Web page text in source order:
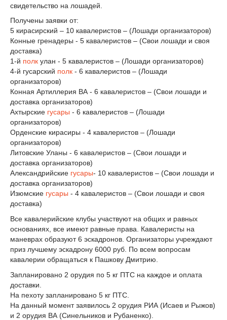
свидетельство на лошадей.
Получены заявки от:
5 кирасирский – 10 кавалеристов – (Лошади организаторов)
Конные гренадеры - 5 кавалеристов – (Свои лошади и своя
доставка)
1-й полк улан - 5 кавалеристов – (Лошади организаторов)
4-й гусарский полк - 6 кавалеристов – (Лошади
организаторов)
Конная Артиллерия ВА - 6 кавалеристов – (Свои лошади и
доставка организаторов)
Ахтырские гусары - 6 кавалеристов – (Лошади
организаторов)
Орденские кирасиры - 4 кавалеристов – (Лошади
организаторов)
Литовские Уланы - 6 кавалеристов – (Свои лошади и
доставка организаторов)
Александрийские гусары- 10 кавалеристов – (Свои лошади и
доставка организаторов)
Изюмские гусары - 4 кавалеристов – (Свои лошади и своя
доставка)
Все кавалерийские клубы участвуют на общих и равных
основаниях, все имеют равные права. Кавалеристы на
маневрах образуют 6 эскадронов. Организаторы учреждают
приз лучшему эскадрону 6000 руб. По всем вопросам
кавалерии обращаться к Пашкову Дмитрию.
Запланировано 2 орудия по 5 кг ПТС на каждое и оплата
доставки.
На пехоту запланировано 5 кг ПТС.
На данный момент заявилось 2 орудия РИА (Исаев и Рыжов)
и 2 орудия ВА (Синельников и Рубаненко).